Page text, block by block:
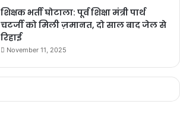
शिक्षक भर्ती घोटाला: पूर्व शिक्षा मंत्री पार्थ
चटर्जी को मिली ज़मानत, दो साल बाद जेल से
रिहाई
November 11, 2025